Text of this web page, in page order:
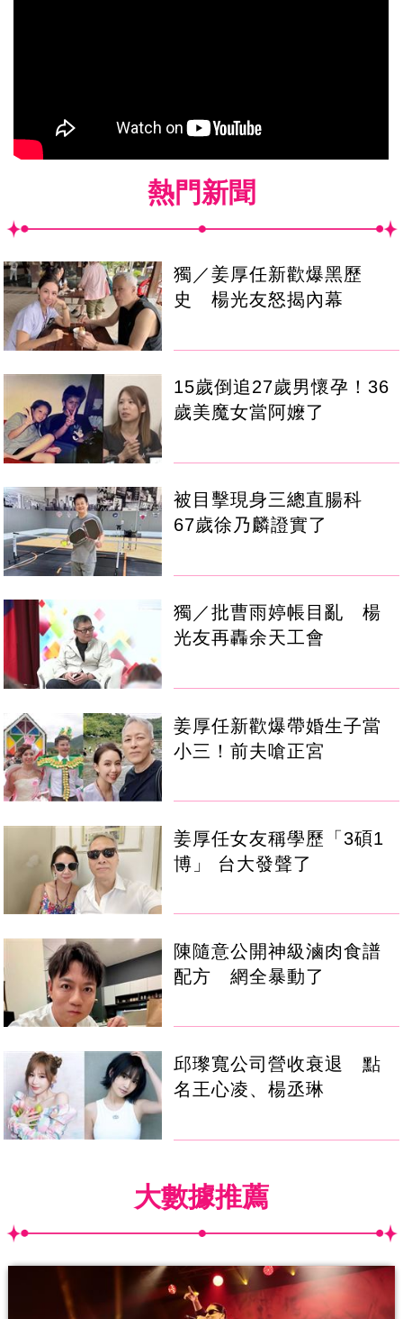
熱門新聞
獨／姜厚任新歡爆黑歷
史 楊光友怒揭內幕
15歲倒追27歲男懷孕！36
歲美魔女當阿嬤了
被目擊現身三總直腸科
67歲徐乃麟證實了
獨／批曹雨婷帳目亂 楊
光友再轟余天工會
姜厚任新歡爆帶婚生子當
小三！前夫嗆正宮
姜厚任女友稱學歷「3碩1
博」 台大發聲了
陳隨意公開神級滷肉食譜
配方 網全暴動了
邱瓈寬公司營收衰退 點
名王心凌、楊丞琳
大數據推薦